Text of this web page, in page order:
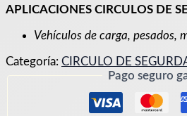
APLICACIONES CIRCULOS DE
Vehículos de carga, pesados,
Categoría: CIRCULO DE
Pago seguro